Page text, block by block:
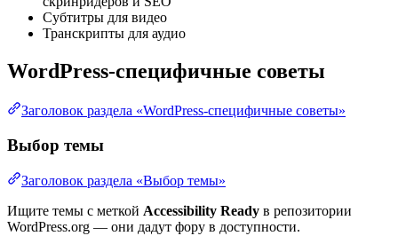
Субтитры для видео
Транскрипты для аудио
WordPress-специфичные советы
Заголовок раздела «WordPress-специфичные советы»
Выбор темы
Заголовок раздела «Выбор темы»
Ищите темы с меткой Accessibility Ready в репозитории
WordPress.org — они дадут фору в доступности.